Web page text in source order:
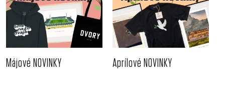
Májové NOVINKY Aprílové NOVINKY